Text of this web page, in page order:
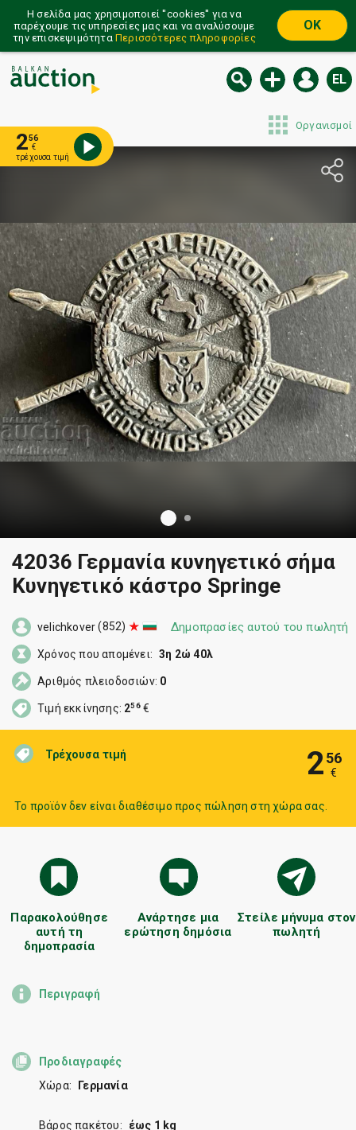
Η σελίδα μας χρησιμοποιεί ''cookies'' για να
παρέχουμε τις υπηρεσίες μας και να αναλύσουμε
την επισκεψιμότητα Περισσότερες πληροφορίες
OK
EL
Οργανισμοί
256
€
τρέχουσα τιμή
42036 Γερμανία κυνηγετικό σήμα
Κυνηγετικό κάστρο Springe
Τρέχουσα τιμή 256
€
Το προϊόν δεν είναι διαθέσιμο προς πώληση στη χώρα σας.
Παρακολούθησε
αυτή τη
δημοπρασία
Ανάρτησε μια
ερώτηση δημόσια
Στείλε μήνυμα στον
πωλητή
velichkover (852) Δημοπρασίες αυτού του πωλητή
Χρόνος που απομένει: 3η 2ώ 40λ
Αριθμός πλειοδοσιών: 0
Τιμή εκκίνησης: 256€
Περιγραφή
Προδιαγραφές
Χώρα:
Γερμανία
Βάρος πακέτου: έως 1 kg